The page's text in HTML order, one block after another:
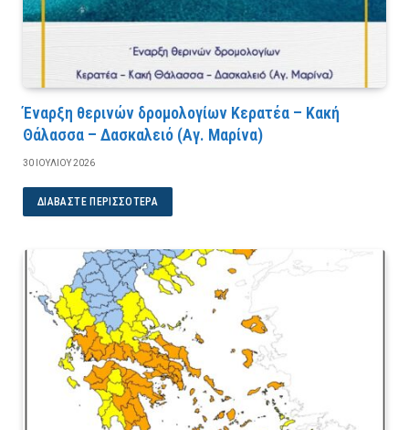
Έναρξη θερινών δρομολογίων Κερατέα – Κακή
Θάλασσα – Δασκαλειό (Αγ. Μαρίνα)
30 ΙΟΥΛΊΟΥ 2026
ΔΙΑΒΆΣΤΕ ΠΕΡΙΣΣΌΤΕΡΑ